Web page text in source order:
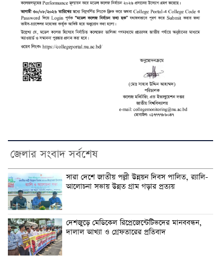
জেলার সংবাদ সর্বশেষ
সারা দেশে জাতীয় পল্লী উন্নয়ন দিবস পালিত, র‍্যালি-
আলোচনা সভায় উন্নত গ্রাম গড়ার প্রত্যয়
দেশজুড়ে মেডিকেল রিপ্রেজেন্টেটিভদের মানববন্ধন,
দালাল আখ্যা ও গ্রেফতারের প্রতিবাদ